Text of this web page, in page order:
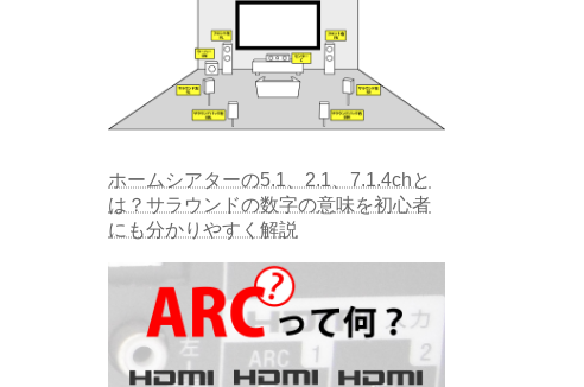
ホームシアターの5.1、2.1、7.1.4chと
は？サラウンドの数字の意味を初心者
にも分かりやすく解説